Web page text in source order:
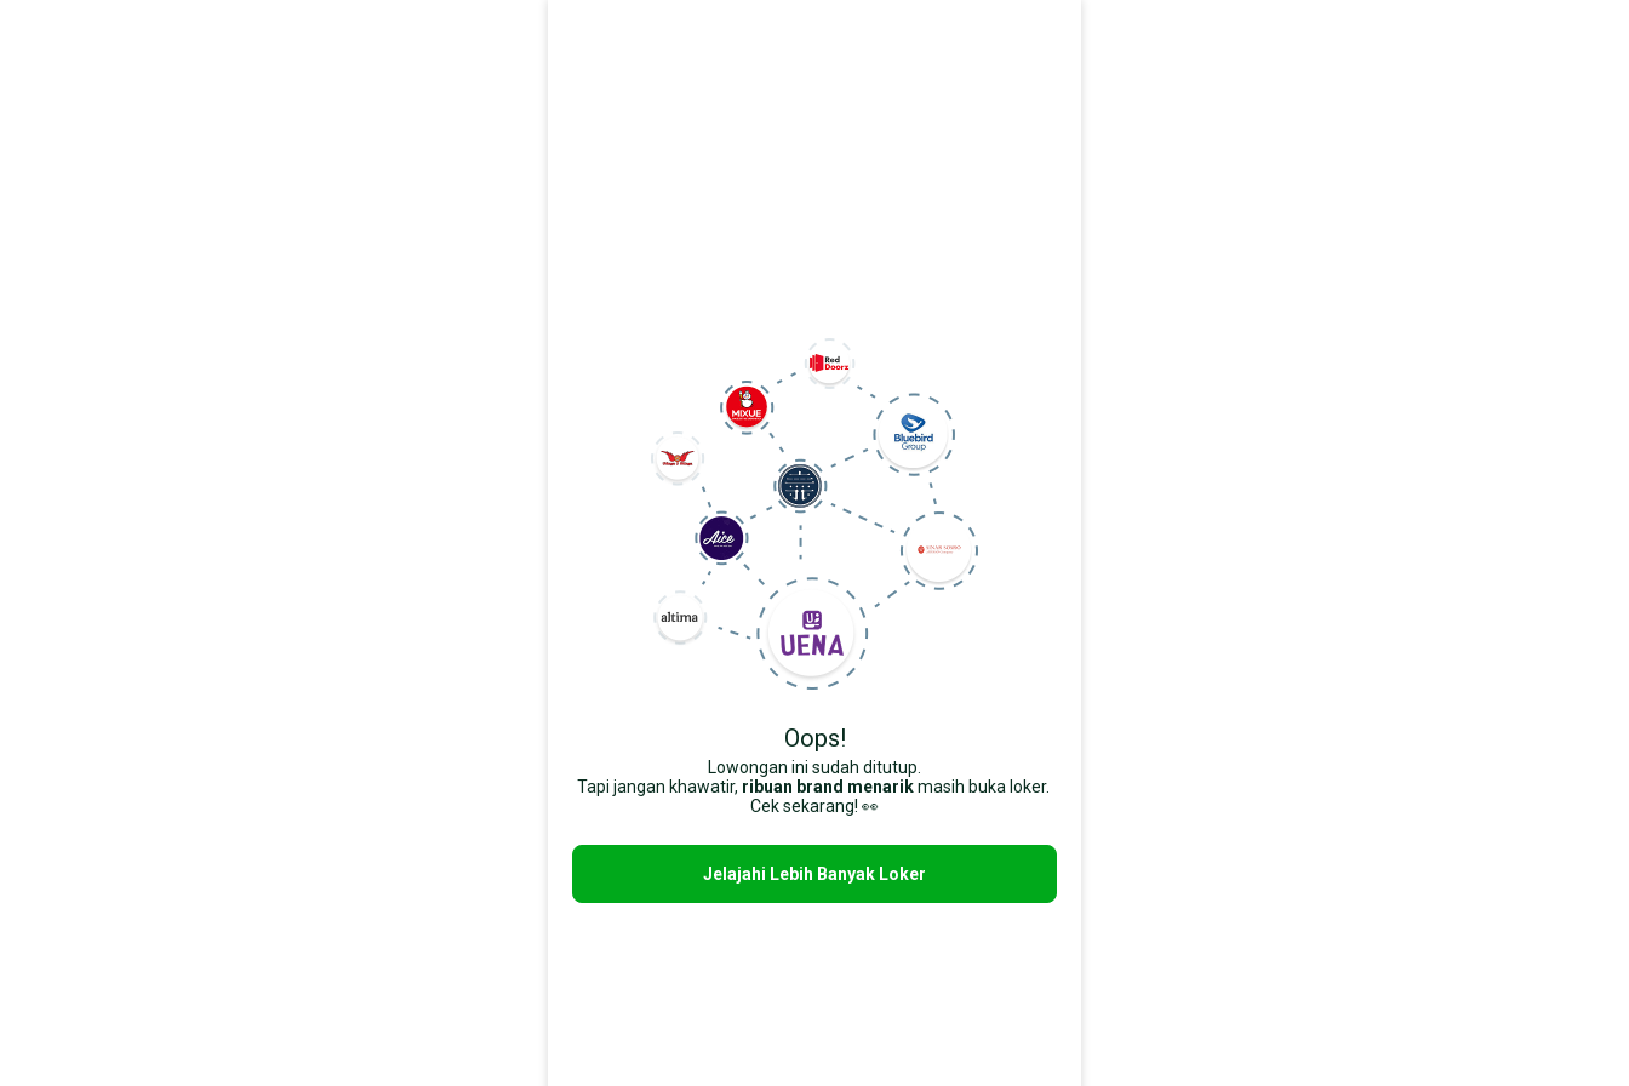
Oops!
Lowongan ini sudah ditutup.
Tapi jangan khawatir, ribuan brand menarik masih buka loker.
Cek sekarang! 👀
Jelajahi Lebih Banyak Loker